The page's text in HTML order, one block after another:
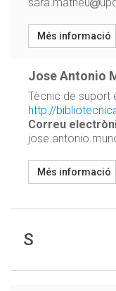
Més informació
Jose Antonio
Tècnic de suport
http://
Correu
Més informació
S